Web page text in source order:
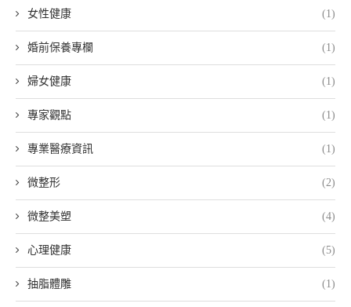
女性健康 (1)
婚前保養專欄 (1)
婦女健康 (1)
專家觀點 (1)
專業醫療資訊 (1)
微整形 (2)
微整美塑 (4)
心理健康 (5)
抽脂體雕 (1)